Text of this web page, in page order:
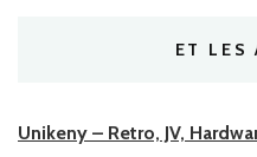
ET LES
Unikeny – Retro, JV,